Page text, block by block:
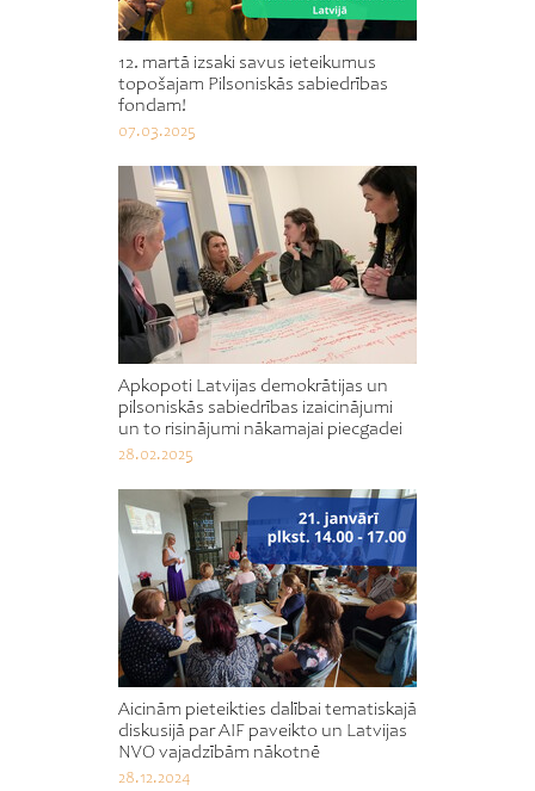
12. martā izsaki savus ieteikumus
topošajam Pilsoniskās sabiedrības
fondam!
07.03.2025
Apkopoti Latvijas demokrātijas un
pilsoniskās sabiedrības izaicinājumi
un to risinājumi nākamajai piecgadei
28.02.2025
Aicinām pieteikties dalībai tematiskajā
diskusijā par AIF paveikto un Latvijas
NVO vajadzībām nākotnē
28.12.2024